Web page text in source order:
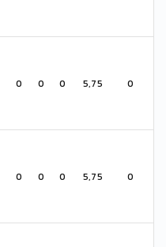
0 0 0 5,75 0
0 0 0 5,75 0